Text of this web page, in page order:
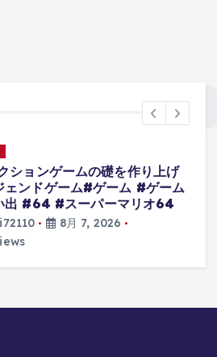
ションゲームの礎を作り上げ
ェンドゲーム#ゲーム #ゲーム
出 #64 #スーパーマリオ64
8月 7, 2026